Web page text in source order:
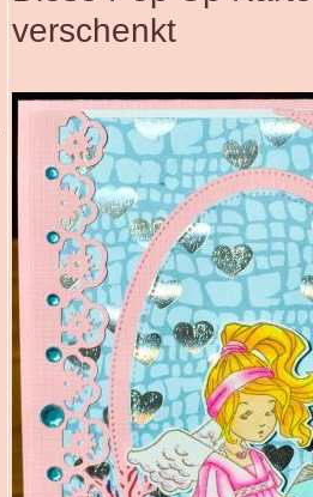
verschenkt